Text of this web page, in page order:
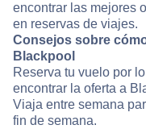
encontrar las mejores
en reservas de viajes.
Consejos sobre
Blackpool
Reserva tu vuelo por
encontrar la oferta a
Viaja entre semana
fin de semana.